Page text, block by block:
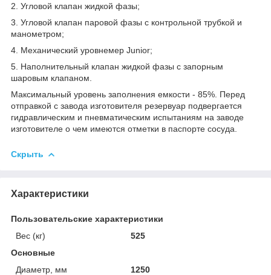
2. Угловой клапан жидкой фазы;
3. Угловой клапан паровой фазы с контрольной трубкой и
манометром;
4. Механический уровнемер Junior;
5. Наполнительный клапан жидкой фазы с запорным
шаровым клапаном.
Максимальный уровень заполнения емкости - 85%. Перед
отправкой с завода изготовителя резервуар подвергается
гидравлическим и пневматическим испытаниям на заводе
изготовителе о чем имеются отметки в паспорте сосуда.
Скрыть
Характеристики
Пользовательские характеристики
Вес (кг)
525
Основные
Диаметр, мм
1250